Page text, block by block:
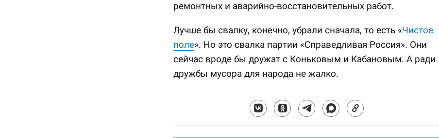
ремонтных и аварийно-восстановительных работ.
Лучше бы свалку, конечно, убрали сначала, то есть «Чистое
поле». Но это свалка партии «Справедливая Россия». Они
сейчас вроде бы дружат с Коньковым и Кабановым. А ради
дружбы мусора для народа не жалко.